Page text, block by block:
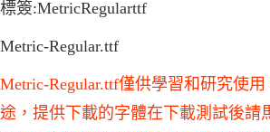
標簽:MetricRegularttf
Metric-Regular.ttf
Metric-Regular.ttf僅供學習和研究使
途，提供下載的字體在下載測試後請